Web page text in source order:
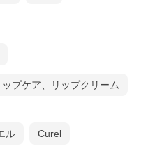
ップケア、リップクリーム
ル Curel